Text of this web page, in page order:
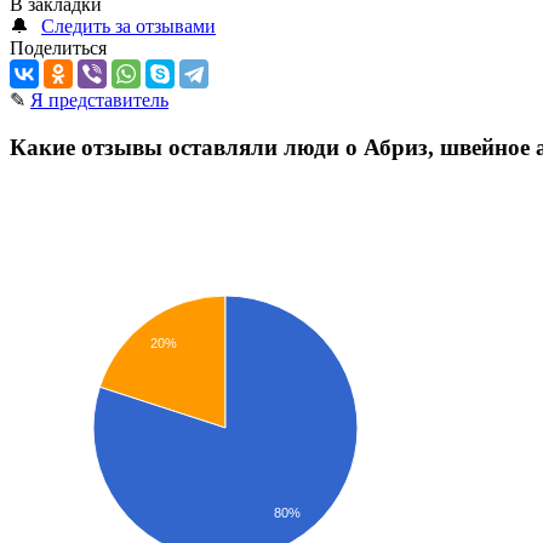
В закладки
🔔
Следить за отзывами
Поделиться
✎ Я представитель
Какие отзывы оставляли люди о Абриз, швейное
20%
80%